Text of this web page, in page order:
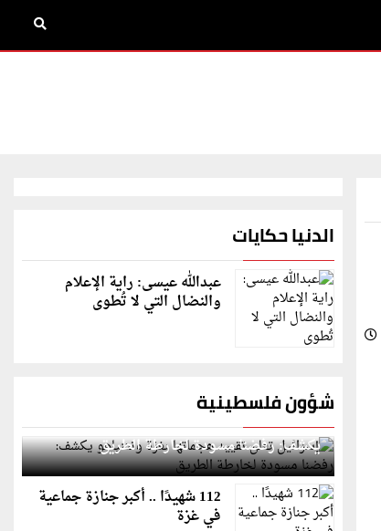
الدنيا حكايات
عبدالله عيسى: راية الإعلام
والنضال التي لا تُطوى
شؤون فلسطينية
إسرائيل تعلن تقييد هجماتها بغزة ونتنياهو
يكشف: رفضنا مسودة لخارطة الطريق
112 شهيدًا .. أكبر جنازة جماعية
في غزة